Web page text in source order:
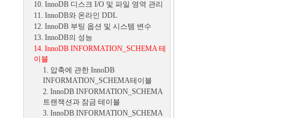
10. InnoDB 디스크 I/O 및 파일 영역 관리
11. InnoDB와 온라인 DDL
12. InnoDB 부팅 옵션 및 시스템 변수
13. InnoDB의 성능
14. InnoDB INFORMATION_SCHEMA 테
이블
1. 압축에 관한 InnoDB
INFORMATION_SCHEMA테이블
2. InnoDB INFORMATION_SCHEMA
트랜잭션과 잠금 테이블
3. InnoDB INFORMATION_SCHEMA